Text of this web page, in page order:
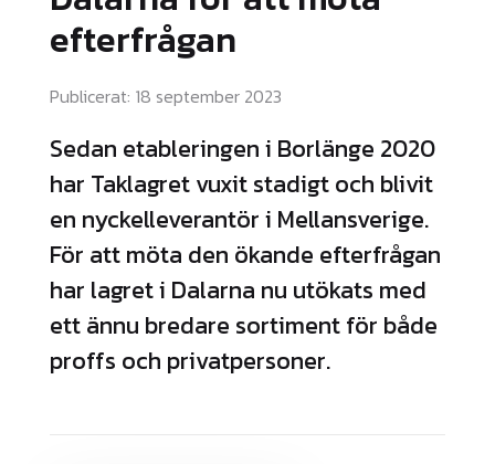
efterfrågan
Publicerat: 18 september 2023
Sedan etableringen i Borlänge 2020
har Taklagret vuxit stadigt och blivit
en nyckelleverantör i Mellansverige.
För att möta den ökande efterfrågan
har lagret i Dalarna nu utökats med
ett ännu bredare sortiment för både
proffs och privatpersoner.